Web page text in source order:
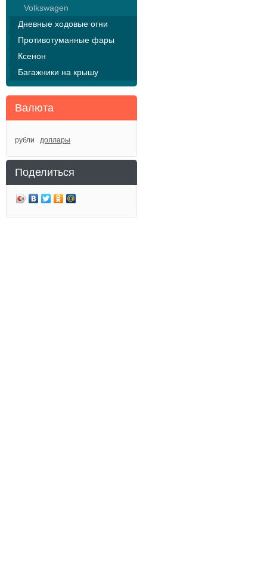
Volkswagen
Дневные ходовые огни
Противотуманные фары
Ксенон
Багажники на крышу
Валюта
рубли доллары
Поделиться